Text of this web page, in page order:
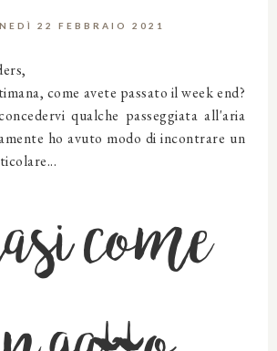
22 FEBBRAIO 2021
come avete passato il week end?
qualche passeggiata all'aria
ho avuto modo di incontrare un
come